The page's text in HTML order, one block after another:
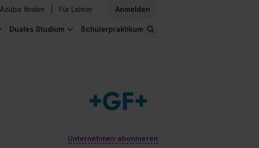
Azubis finden Für Lehrer Anmelden
Duales Studium Schülerpraktikum
Unternehmen abonnieren